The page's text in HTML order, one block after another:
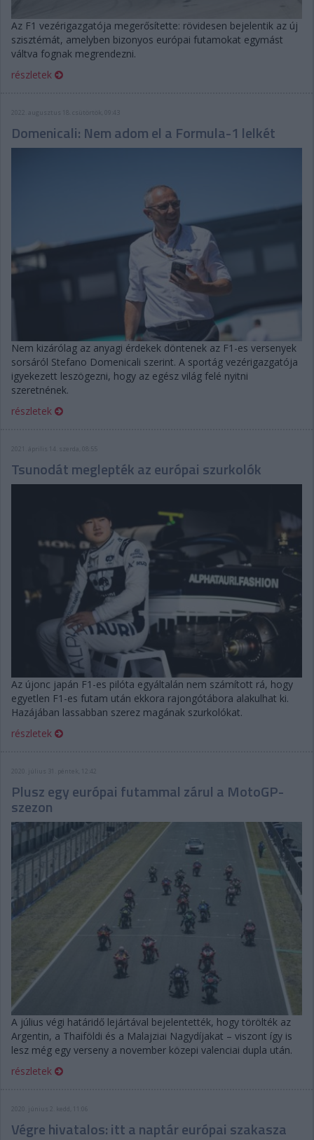
Az F1 vezérigazgatója megerősítette: rövidesen bejelentik az új
szisztémát, amelyben bizonyos európai futamokat egymást
váltva fognak megrendezni.
részletek
2022. augusztus 18. csütörtök, 09:43
Domenicali: Nem adom el a Formula-1 lelkét
Nem kizárólag az anyagi érdekek döntenek az F1-es versenyek
sorsáról Stefano Domenicali szerint. A sportág vezérigazgatója
igyekezett leszögezni, hogy az egész világ felé nyitni
szeretnének.
részletek
2021. április 14. szerda, 08:55
Tsunodát meglepték az európai szurkolók
Az újonc japán F1-es pilóta egyáltalán nem számított rá, hogy
egyetlen F1-es futam után ekkora rajongótábora alakulhat ki.
Hazájában lassabban szerez magának szurkolókat.
részletek
2020. július 31. péntek, 12:42
Plusz egy európai futammal zárul a MotoGP-
szezon
A július végi határidő lejártával bejelentették, hogy törölték az
Argentin, a Thaiföldi és a Malajziai Nagydíjakat – viszont így is
lesz még egy verseny a november közepi valenciai dupla után.
részletek
Végre hivatalos: itt a naptár európai szakasza